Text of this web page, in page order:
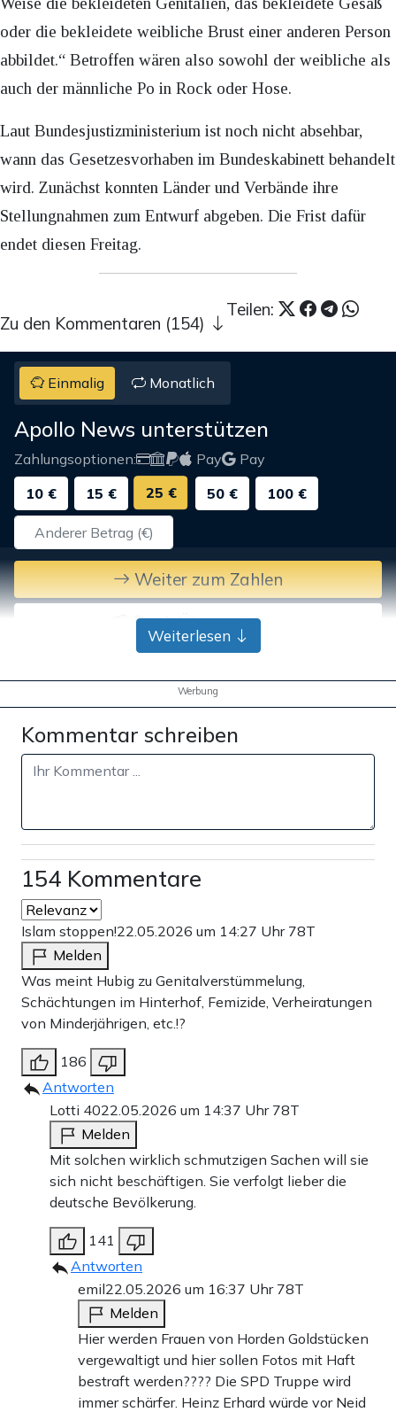
oder die bekleidete weibliche Brust einer anderen Person
abbildet.“ Betroffen wären also sowohl der weibliche als
auch der männliche Po in Rock oder Hose.
Laut Bundesjustizministerium ist noch nicht absehbar,
wann das Gesetzesvorhaben im Bundeskabinett behandelt
wird. Zunächst konnten Länder und Verbände ihre
Stellungnahmen zum Entwurf abgeben. Die Frist dafür
endet diesen Freitag.
Teilen:
Zu den Kommentaren (154)
Einmalig Monatlich
Apollo News unterstützen
Zahlungsoptionen: Pay
Pay
10 €
15 € 25 € 50 € 100 €
Weiter zum Zahlen
Bank-Überweisung
Weiterlesen
Werbung
Kommentar schreiben
154 Kommentare
Islam stoppen!22.05.2026 um 14:27 Uhr 78T
Melden
Was meint Hubig zu Genitalverstümmelung,
Schächtungen im Hinterhof, Femizide, Verheiratungen
von Minderjährigen, etc.!?
186
Antworten
Lotti 4022.05.2026 um 14:37 Uhr 78T
Melden
Mit solchen wirklich schmutzigen Sachen will sie
sich nicht beschäftigen. Sie verfolgt lieber die
deutsche Bevölkerung.
141
Antworten
emil22.05.2026 um 16:37 Uhr 78T
Melden
Hier werden Frauen von Horden Goldstücken
vergewaltigt und hier sollen Fotos mit Haft
bestraft werden???? Die SPD Truppe wird
immer schärfer. Heinz Erhard würde vor Neid